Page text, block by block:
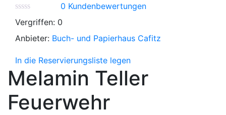
0 Kundenbewertungen
Vergriffen: 0
Anbieter: Buch- und Papierhaus Cafitz
In die Reservierungsliste legen
Melamin Teller
Feuerwehr